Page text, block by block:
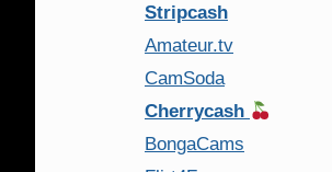
Stripcash
Amateur.tv
CamSoda
Cherrycash
BongaCams